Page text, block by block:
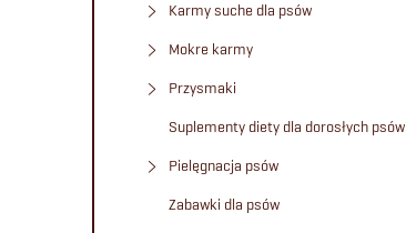
Karmy suche dla psów
Mokre karmy
Przysmaki
Suplementy diety dla dorosłych psów
Pielęgnacja psów
Zabawki dla psów